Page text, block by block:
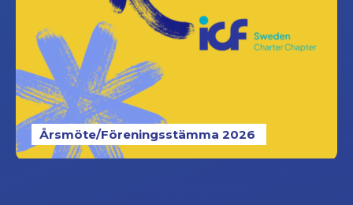
Årsmöte/Föreningsstämma 2026